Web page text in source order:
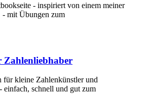
- inspiriert von einem meiner
mit Übungen zum
Zahlenliebhaber
für kleine Zahlenkünstler und
einfach, schnell und gut zum